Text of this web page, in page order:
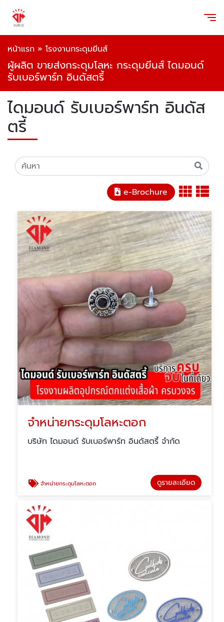
หน้าแรก » โรงงานกระดุมยีนส์
ผู้ผลิต ขายส่งกระดุมโลหะ กระดุมยีนส์ ไดมอนด์
รับเบอร์พาร์ท อินดัสตรี้
ไดมอนด์ รับเบอร์พาร์ท อินดัส
ตรี้
e-Brochure
จำหน่ายกระดุมโลหะตอก
บริษัท ไดมอนด์ รับเบอร์พาร์ท อินดัสตรี้ จำกัด
จำหน่ายกระดุมโลหะตอก ดูรายละเอียด